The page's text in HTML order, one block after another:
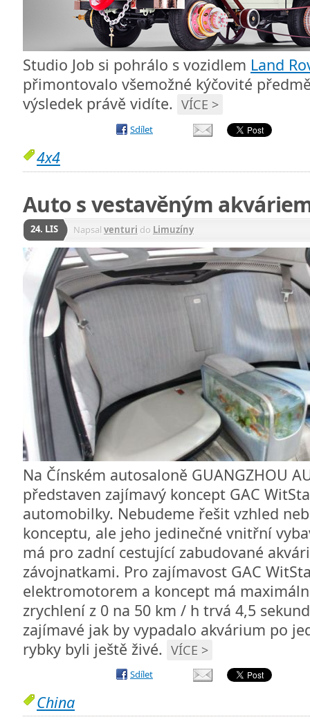
Studio Job si pohrálo s vozidlem Land
přimontovalo všemožné kýčovité
výsledek právě vidíte. VÍCE >
Sdílet
4x4
Auto s vestavěným
24. LIS Napsal venturi do Limuzíny
Na Čínském autosaloně GUANGZHOU
představen zajímavý koncept GAC
automobilky. Nebudeme řešit vzhled
konceptu, ale jeho jedinečné vnitřní
má pro zadní cestující zabudované
závojnatkami. Pro zajímavost GAC
elektromotorem a koncept má
zrychlení z 0 na 50 km / h trvá 4,5
zajímavé jak by vypadalo akvárium po
rybky byli ještě živé. VÍCE >
Sdílet
China